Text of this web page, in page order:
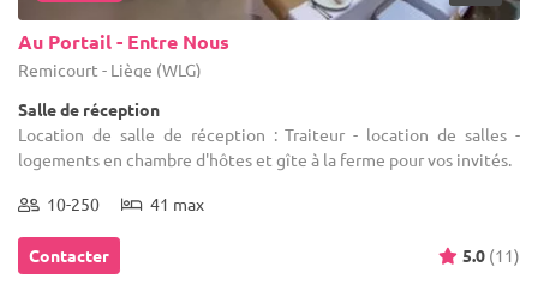
Au Portail - Entre Nous
Remicourt - Liège (WLG)
Salle de réception
Location de salle de réception : Traiteur - location de salles -
logements en chambre d'hôtes et gîte à la ferme pour vos invités.
10-250 41 max
Contacter 5.0 (11)